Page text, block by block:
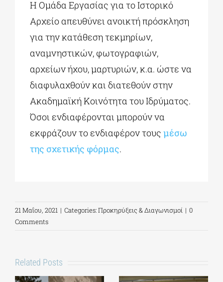
Η Ομάδα Εργασίας για το Ιστορικό
Αρχείο απευθύνει ανοικτή πρόσκληση
για την κατάθεση τεκμηρίων,
αναμνηστικών, φωτογραφιών,
αρχείων ήχου, μαρτυριών, κ.α. ώστε να
διαφυλαχθούν και διατεθούν στην
Ακαδημαϊκή Κοινότητα του Ιδρύματος.
Όσοι ενδιαφέρονται μπορούν να
εκφράζουν το ενδιαφέρον τους μέσω
της σχετικής φόρμας.
21 Μαΐου, 2021 | Categories:Προκηρύξεις & Διαγωνισμοί | 0
Comments
Related Posts